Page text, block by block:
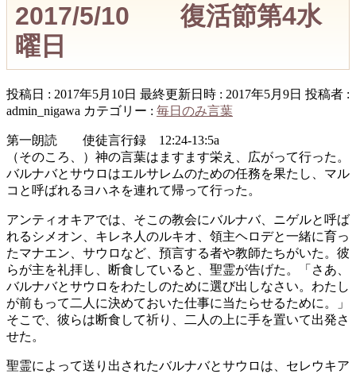
2017/5/10 復活節第4水
曜日
投稿日 : 2017年5月10日 最終更新日時 : 2017年5月9日 投稿者 :
admin_nigawa カテゴリー : 毎日のみ言葉
第一朗読 使徒言行録 12:24-13:5a
（そのころ、）神の言葉はますます栄え、広がって行った。
バルナバとサウロはエルサレムのための任務を果たし、マル
コと呼ばれるヨハネを連れて帰って行った。
アンティオキアでは、そこの教会にバルナバ、ニゲルと呼ば
れるシメオン、キレネ人のルキオ、領主ヘロデと一緒に育っ
たマナエン、サウロなど、預言する者や教師たちがいた。彼
らが主を礼拝し、断食していると、聖霊が告げた。「さあ、
バルナバとサウロをわたしのために選び出しなさい。わたし
が前もって二人に決めておいた仕事に当たらせるために。」
そこで、彼らは断食して祈り、二人の上に手を置いて出発さ
せた。
聖霊によって送り出されたバルナバとサウロは、セレウキア